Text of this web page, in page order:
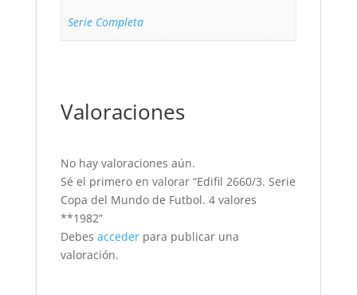
Serie Completa
Valoraciones
No hay valoraciones aún.
Sé el primero en valorar “Edifil 2660/3. Serie
Copa del Mundo de Futbol. 4 valores
**1982”
Debes accederpara publicar una
valoración.